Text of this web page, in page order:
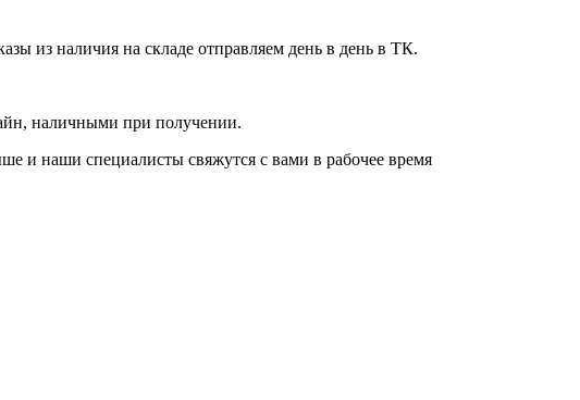
из наличия на складе отправляем день в день в ТК.
наличными при получении.
и наши специалисты свяжутся с вами в рабочее время